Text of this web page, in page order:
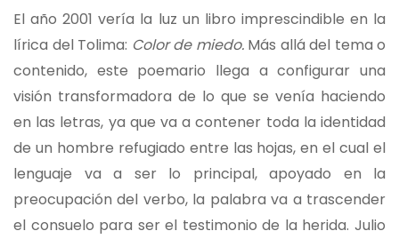
El año 2001 vería la luz un libro imprescindible en la
lírica del Tolima: Color de miedo.Más allá del tema o
contenido, este poemario llega a configurar una
visión transformadora de lo que se venía haciendo
en las letras, ya que va a contener toda la identidad
de un hombre refugiado entre las hojas, en el cual el
lenguaje va a ser lo principal, apoyado en la
preocupación del verbo, la palabra va a trascender
el consuelo para ser el testimonio de la herida. Julio